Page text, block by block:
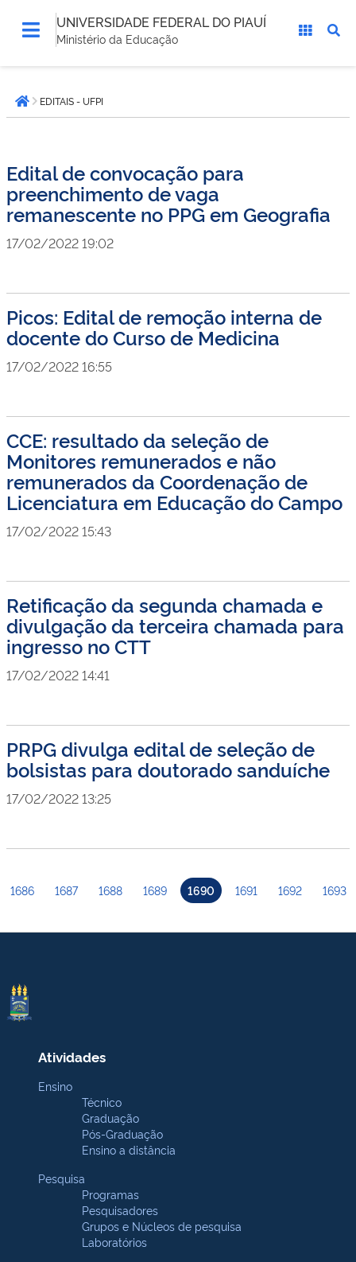
UNIVERSIDADE FEDERAL DO PIAUÍ
Ministério da Educação
está
aqui:Página inicial
EDITAIS - UFPI
Edital de convocação para
preenchimento de vaga
remanescente no PPG em Geografia
17/02/2022 19:02
Picos: Edital de remoção interna de
docente do Curso de Medicina
17/02/2022 16:55
CCE: resultado da seleção de
Monitores remunerados e não
remunerados da Coordenação de
Licenciatura em Educação do Campo
17/02/2022 15:43
Retificação da segunda chamada e
divulgação da terceira chamada para
ingresso no CTT
17/02/2022 14:41
PRPG divulga edital de seleção de
bolsistas para doutorado sanduíche
17/02/2022 13:25
1686 1687 1688 1689 1690 1691 1692 1693
Atividades
Ensino
Técnico
Graduação
Pós-Graduação
Ensino a distância
Pesquisa
Programas
Pesquisadores
Grupos e Núcleos de pesquisa
Laboratórios